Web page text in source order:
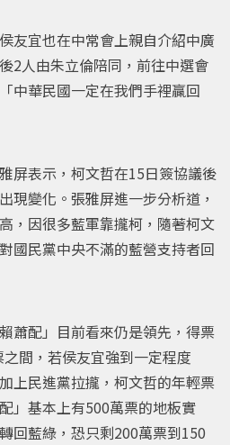
友宜也在中常會上親自介紹中廣
2人由朱立倫陪同，前往中選會
中華民國一定在我們手裡贏回
屏表示，柯文哲在15日簽協議後
現變化。張雅屏進一步分析道，
，因很多藍軍靠攏柯，隨著柯文
國民黨中央不滿的藍營支持者回
蕭配」目前看來仍是領先，得票
間，若侯友宜強到一定程度
上民進黨拉攏，柯文哲的年輕票
」基本上有500萬票的地板實
回藍綠，恐只剩200萬票到150